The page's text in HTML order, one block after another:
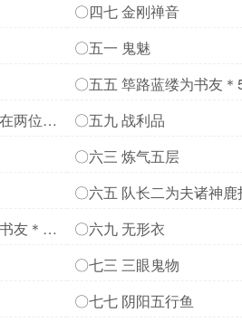
〇四七 金刚禅音
〇五一 鬼魅
〇五五 筚路蓝缕为书友
石桥两位打赏加更
两位打
〇五九 战利品
〇六三 炼气五层
〇六五 队长二为夫诸神鹿
友＊
〇六九 无形衣
〇七三 三眼鬼物
〇七七 阴阳五行鱼